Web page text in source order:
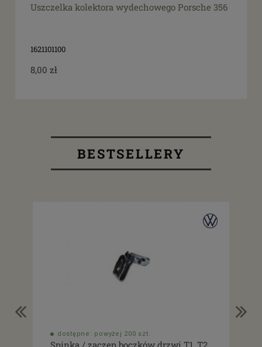
Uszczelka kolektora wydechowego Porsche 356
1621101100
8,00 zł
BESTSELLERY
dostępne: powyżej 200 szt.